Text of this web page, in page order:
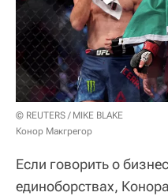
© REUTERS / MIKE BLAKE
Конор Макгрегор
Если говорить о
единоборствах,